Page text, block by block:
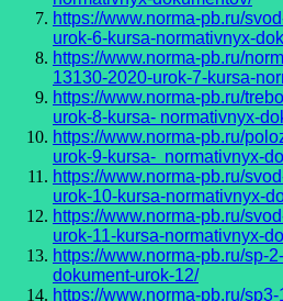
https://www.norma-pb.ru/
urok-6-kursa-normativnyx-
https://www.norma-pb.ru/
13130-2020-urok-7-kursa-
https://www.norma-pb.ru/
urok-8-kursa- normativnyx-
https://www.norma-pb.ru/
urok-9-kursa- normativnyx-
https://www.norma-pb.ru/
urok-10-kursa-normativnyx-
https://www.norma-pb.ru/
urok-11-kursa-normativnyx-
https://www.norma-pb.ru/sp-
dokument-urok-12/
https://www.norma-pb.ru/